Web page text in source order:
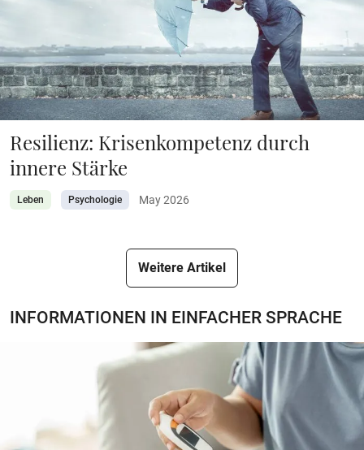
Resilienz: Krisenkompetenz durch
innere Stärke
Leben Psychologie May 2026
Weitere Artikel
INFORMATIONEN IN EINFACHER SPRACHE